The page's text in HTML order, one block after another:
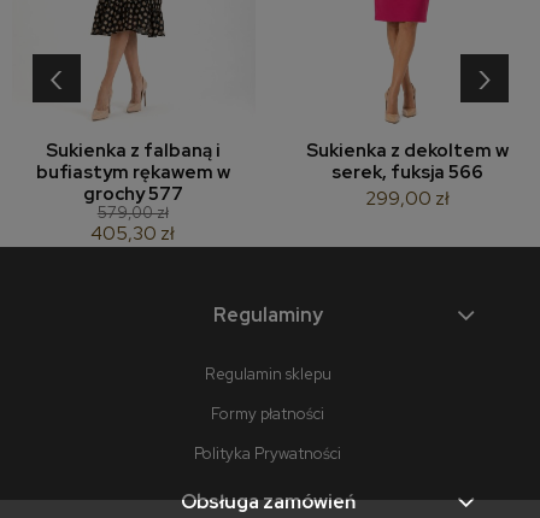
Sukienka z falbaną i
bufiastym rękawem w
grochy 577
579,00 zł
405,30 zł
Sukienka z dekoltem w
serek, fuksja 566
299,00 zł
‹ ›
Regulaminy
Regulamin sklepu
Formy płatności
Polityka Prywatności
Obsługa zamówień